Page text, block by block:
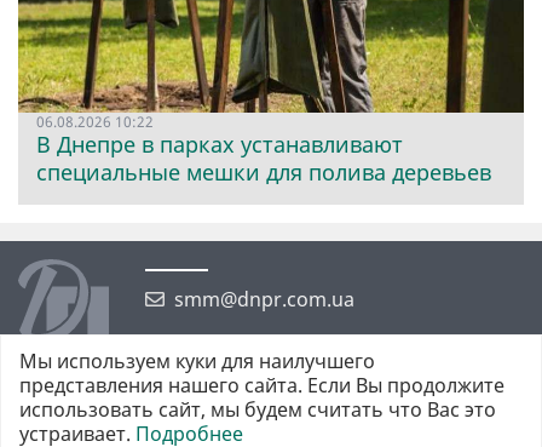
06.08.2026 10:22
В Днепре в парках устанавливают
специальные мешки для полива деревьев
smm@dnpr.com.ua
Мы используем куки для наилучшего
представления нашего сайта. Если Вы продолжите
использовать сайт, мы будем считать что Вас это
устраивает. Подробнее